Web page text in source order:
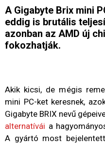
A Gigabyte Brix mini
eddig is brutális
azonban az AMD új
fokozhatják.
Akik kicsi, de mégis
mini PC-ket keresnek,
Gigabyte BRIX nevű
alternatívái a
A gyártó most